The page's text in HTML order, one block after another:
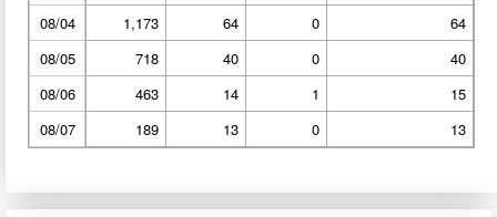
08/04
1,173 64 0
64
08/05
718 40 0
40
08/06
463 14 1
15
08/07
189 13 0 13